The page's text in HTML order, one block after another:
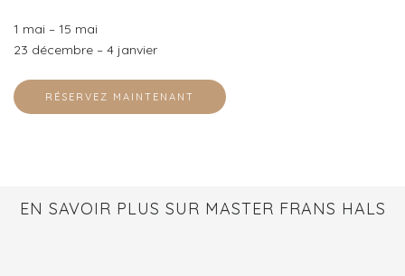
1 mai – 15 mai
23 décembre – 4 janvier
RÉSERVEZ MAINTENANT
EN SAVOIR PLUS SUR MASTER FRANS HALS